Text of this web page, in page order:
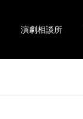
演劇相談所